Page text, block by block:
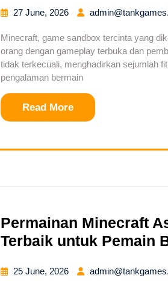
27 June, 2026
Minecraft, game sandbox tercinta yang
orang dengan gameplay terbuka dan
tidak terkecuali, menghadirkan sejumlah
pengalaman bermain
Read More
Permainan Minecraft
Terbaik untuk Pemain
25 June, 2026